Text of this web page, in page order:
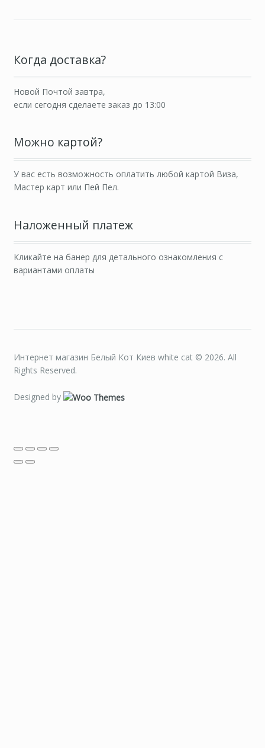
Когда доставка?
Новой Почтой завтра,
если сегодня сделаете заказ до 13:00
Можно картой?
У вас есть возможность оплатить любой картой Виза,
Мастер карт или Пей Пел.
Наложенный платеж
Кликайте на банер для детального ознакомления с
вариантами оплаты
Интернет магазин Белый Кот Киев white cat © 2026. All
Rights Reserved.
Designed by